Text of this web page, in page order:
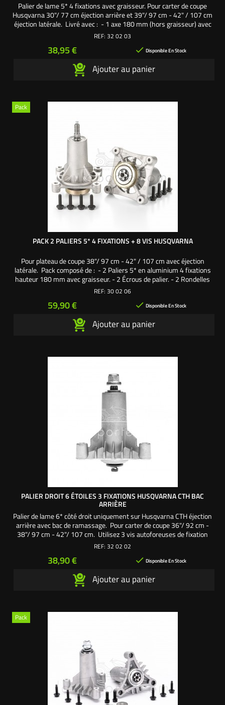
Palier de lame 5* 4 fixations avec graisseur. Pour carter de coupe
Husqvarna 30"/ 77 cm éjection arrière et 39"/ 97 cm - 42" / 107 cm
éjection latérale. Livré avec : - 1 axe 180 mm (hors graisseur) avec
empreinte de la lame en forme d'étoile 5 pointes. - 1 corps palier
Rondelle de lame...
REF: 32 02 03
Prix
38,95 €  Disponible En Stock
Ajouter au panier
Pack
PACK 2 PALIERS 5* 4 FIXATIONS + 8 VIS HUSQVARNA
Pour plateau de coupe 38"/ 97 cm - 42" / 107 cm avec éjection
latérale. Pack composé de : - 2 Paliers 5* en aluminium 4 fixations
hauteur 180 mm avec graisseur. - 2 Écrous de palier. - 2 Rondelles
de palier. - 2 Vis de lame 7/16". - 2 Rondelles épaisses. - 8 Vis
exclusive L'autoporté.com ®
REF: 30 02 06
Prix
59,90 €  Disponible En Stock
Ajouter au panier
PALIER DROIT 6 ÉTOILES 3 FIXATIONS HUSQVARNA CTH BAC
ARRIÈRE
Palier de lame 6* côté droit uniquement sur Husqvarna CTH éjection
arrière avec bac de ramassage. Pour carter de coupe 36"/ 92 cm -
38"/ 97 cm - 42"/ 107 cm. Utilisez 3 vis autoforeuses de fixation
palier aux côtes US 5/16". Livré complet avec : - 1 axe 180 mm avec
aluminium : 140 mm...
REF: 32 02 02
Prix
38,90 €  Disponible En Stock
Ajouter au panier
Pack